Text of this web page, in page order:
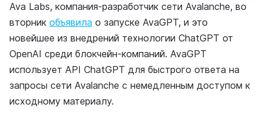
Ava Labs, компания-разработчик сети Avalanche, во
вторник объявила о запуске AvaGPT, и это
новейшее из внедрений технологии ChatGPT от
OpenAI среди блокчейн-компаний. AvaGPT
использует API ChatGPT для быстрого ответа на
запросы сети Avalanche с немедленным доступом к
исходному материалу.